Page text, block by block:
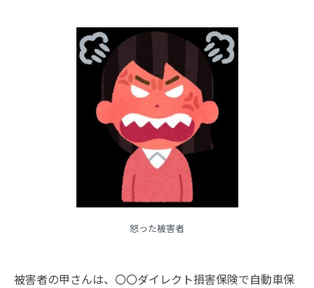
怒った被害者
被害者の甲さんは、〇〇ダイレクト損害保険で自動車保